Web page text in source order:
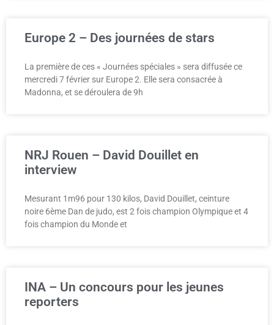
Europe 2 – Des journées de stars
La première de ces « Journées spéciales » sera diffusée ce
mercredi 7 février sur Europe 2. Elle sera consacrée à
Madonna, et se déroulera de 9h
NRJ Rouen – David Douillet en
interview
Mesurant 1m96 pour 130 kilos, David Douillet, ceinture
noire 6ème Dan de judo, est 2 fois champion Olympique et 4
fois champion du Monde et
INA – Un concours pour les jeunes
reporters